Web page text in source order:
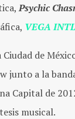
Psychic
VEGA
de
junto a la
Capital de
musical.